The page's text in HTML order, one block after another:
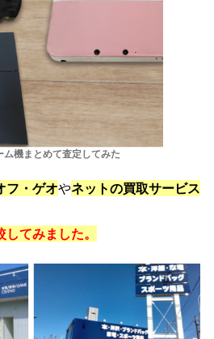
ム機まとめて査定してみた
フ・ゲオやネットの買取サービス
てみました。